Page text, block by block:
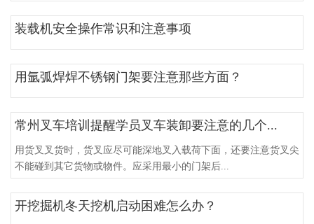
装载机安全操作常识和注意事项
用氩弧焊焊不锈钢门架要注意那些方面？
常州叉车培训提醒学员叉车装卸要注意的几个...
用货叉叉货时，货叉应尽可能深地叉入载荷下面，还要注意货叉尖
不能碰到其它货物或物件。应采用最小的门架后...
开挖掘机冬天挖机启动困难怎么办？